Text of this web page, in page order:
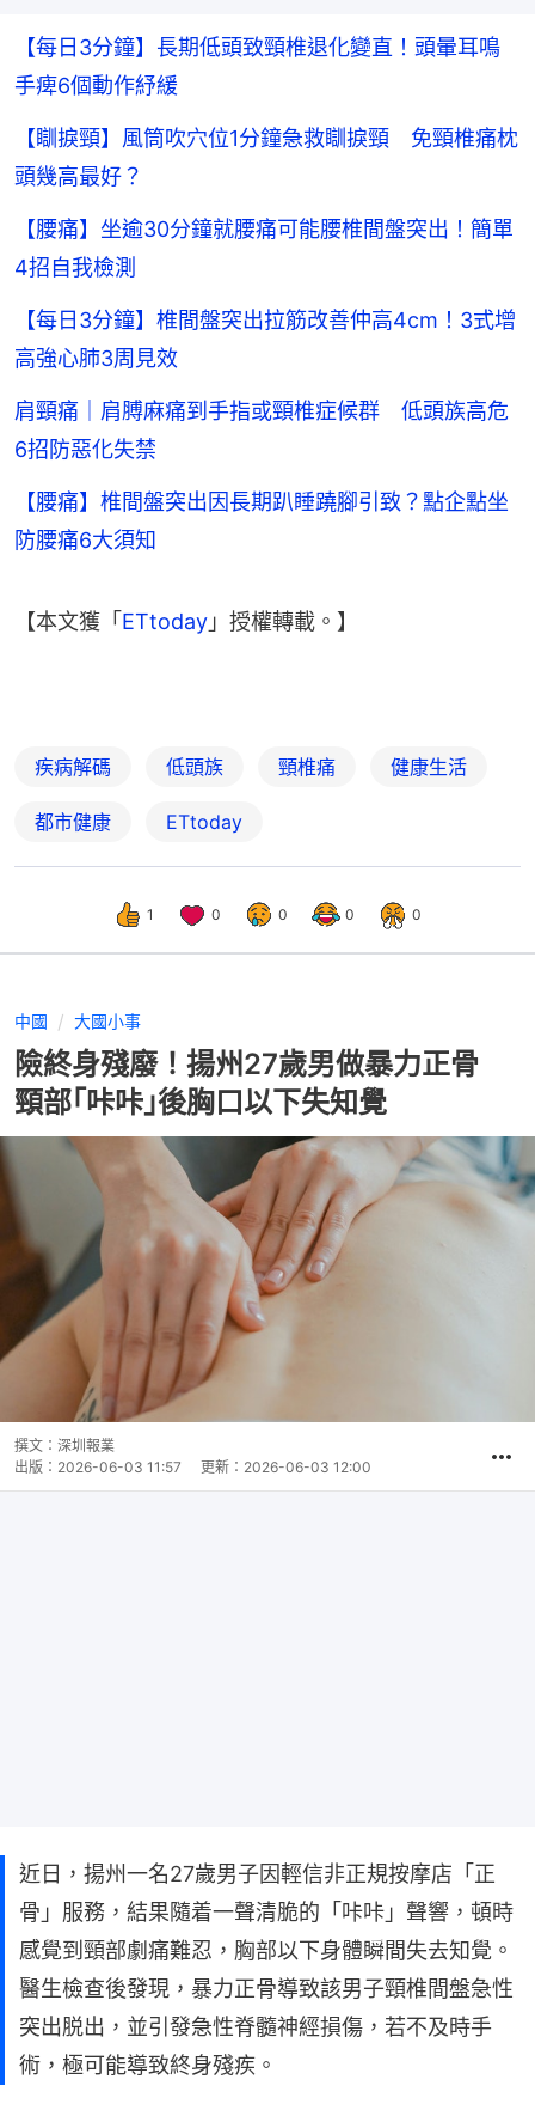
【每日3分鐘】長期低頭致頸椎退化變直！頭暈耳鳴
手痺6個動作紓緩
【瞓捩頸】風筒吹穴位1分鐘急救瞓捩頸 免頸椎痛枕
頭幾高最好？
【腰痛】坐逾30分鐘就腰痛可能腰椎間盤突出！簡單
4招自我檢測
【每日3分鐘】椎間盤突出拉筋改善仲高4cm！3式增
高強心肺3周見效
肩頸痛｜肩膊麻痛到手指或頸椎症候群 低頭族高危
6招防惡化失禁
【腰痛】椎間盤突出因長期趴睡蹺腳引致？點企點坐
防腰痛6大須知
【本文獲「 ETtoday 」授權轉載。】
疾病解碼 低頭族 頸椎痛 健康生活
都市健康 ETtoday
1 0 0 0 0
中國 大國小事
險終身殘廢！揚州27歲男做暴力正骨
頸部｢咔咔｣後胸口以下失知覺
撰文： 深圳報業
出版： 2026-06-03 11:57 更新： 2026-06-03 12:00
近日，揚州一名27歲男子因輕信非正規按摩店「正
骨」服務，結果隨着一聲清脆的「咔咔」聲響，頓時
感覺到頸部劇痛難忍，胸部以下身體瞬間失去知覺。
醫生檢查後發現，暴力正骨導致該男子頸椎間盤急性
突出脱出，並引發急性脊髓神經損傷，若不及時手
術，極可能導致終身殘疾。